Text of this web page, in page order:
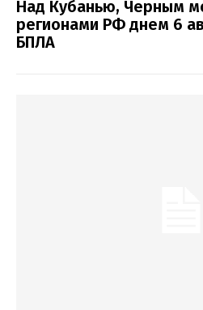
Над Кубанью, Черным
регионами РФ днем 6
БПЛА